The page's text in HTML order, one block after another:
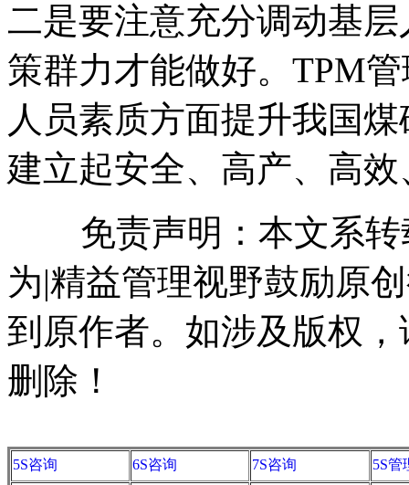
二是要注意充分调动基
策群力才能做好。TPM
人员素质方面提升我国
建立起安全、高产、高
免责声明：本文系转
为|精益管理视野鼓励原
到原作者。如涉及版权，
删除！
5S咨询 6S咨询 7S咨询 5S管